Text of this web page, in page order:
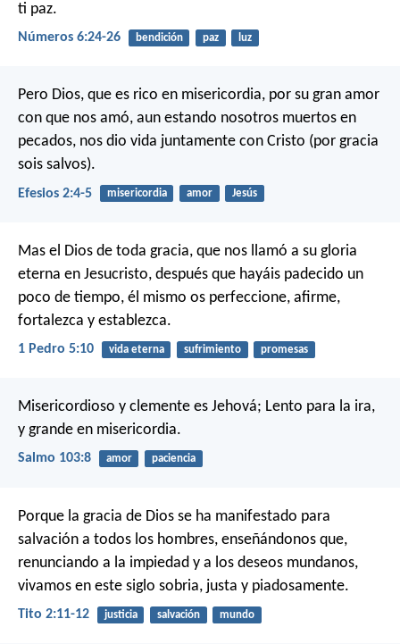
ti paz.
Números 6:24-26 bendición paz luz
Pero Dios, que es rico en misericordia, por su gran amor
con que nos amó, aun estando nosotros muertos en
pecados, nos dio vida juntamente con Cristo (por gracia
sois salvos).
Efesios 2:4-5 misericordia amor Jesús
Mas el Dios de toda gracia, que nos llamó a su gloria
eterna en Jesucristo, después que hayáis padecido un
poco de tiempo, él mismo os perfeccione, afirme,
fortalezca y establezca.
1 Pedro 5:10 vida eterna sufrimiento promesas
Misericordioso y clemente es Jehová; Lento para la ira,
y grande en misericordia.
Salmo 103:8 amor paciencia
Porque la gracia de Dios se ha manifestado para
salvación a todos los hombres, enseñándonos que,
renunciando a la impiedad y a los deseos mundanos,
vivamos en este siglo sobria, justa y piadosamente.
Tito 2:11-12 justicia salvación mundo